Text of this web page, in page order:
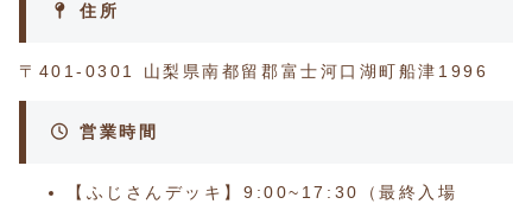
住所
〒401-0301 山梨県南都留郡富士河口湖町船津1996
営業時間
【ふじさんデッキ】9:00~17:30（最終入場